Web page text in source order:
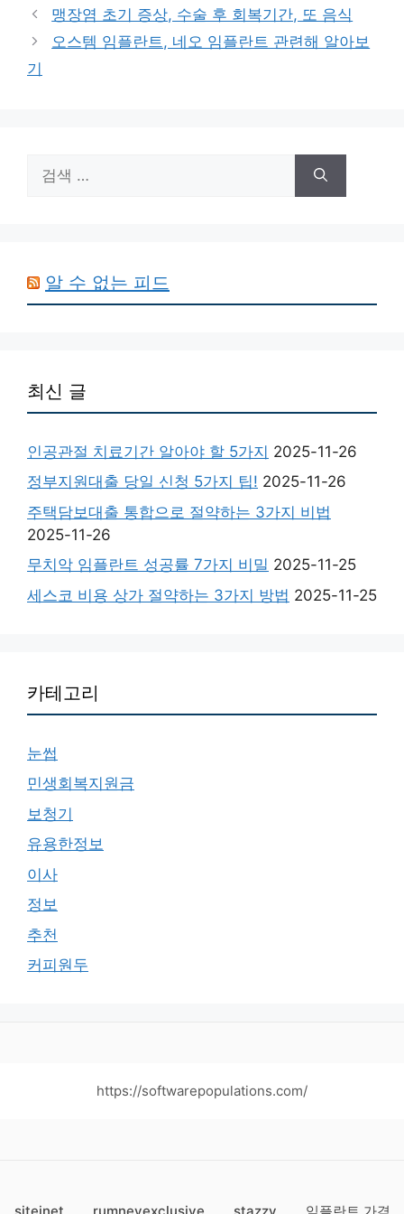
테
고
리
맹장염 초기 증상, 수술 후 회복기간, 또 음식
오스템 임플란트, 네오 임플란트 관련해 알아보
기
색:
알 수 없는 피드
최신 글
인공관절 치료기간 알아야 할 5가지 2025-11-26
정부지원대출 당일 신청 5가지 팁! 2025-11-26
주택담보대출 통합으로 절약하는 3가지 비법
2025-11-26
무치악 임플란트 성공률 7가지 비밀 2025-11-25
세스코 비용 상가 절약하는 3가지 방법 2025-11-25
카테고리
눈썹
민생회복지원금
보청기
유용한정보
이사
정보
추천
커피원두
https://softwarepopulations.com/